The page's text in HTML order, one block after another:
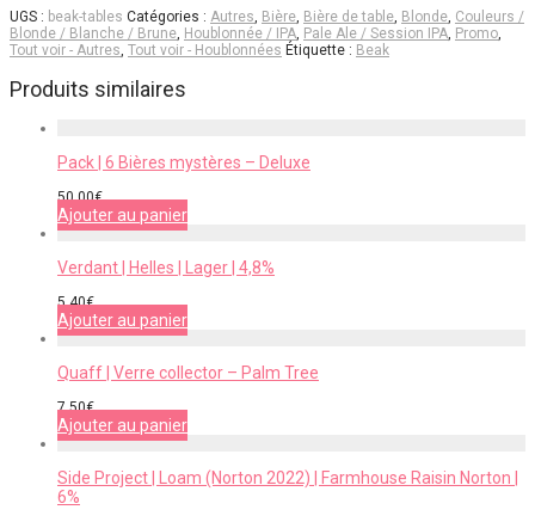
UGS : beak-tables Catégories : Autres, Bière, Bière de table, Blonde, Couleurs /
Blonde / Blanche / Brune, Houblonnée / IPA, Pale Ale / Session IPA, Promo,
Tout voir - Autres, Tout voir - Houblonnées Étiquette : Beak
Produits similaires
Pack | 6 Bières mystères – Deluxe
50,00€
Ajouter au panier
Verdant | Helles | Lager | 4,8%
5,40€
Ajouter au panier
Quaff | Verre collector – Palm Tree
7,50€
Ajouter au panier
Side Project | Loam (Norton 2022) | Farmhouse Raisin Norton |
6%